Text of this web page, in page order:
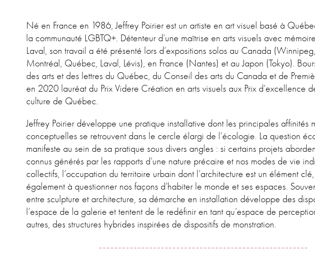
Né en France en 1986, Jeffrey Poirier est un artiste en art visuel basé à
la communauté LGBTQ+. Détenteur d’une maîtrise en arts visuels avec
Laval, son travail a été présenté lors d’expositions solos au Canada
Montréal, Québec, Laval, Lévis), en France (Nantes) et au Japon (Tokyo).
des arts et des lettres du Québec, du Conseil des arts du Canada et de
en 2020 lauréat du Prix Videre Création en arts visuels aux Prix d’excellence
culture de Québec.
Jeffrey Poirier développe une pratique installative dont les principales affinités
conceptuelles se retrouvent dans le cercle élargi de l’écologie. La question
manifeste au sein de sa pratique sous divers angles : si certains projets
connus générés par les rapports d’une nature précaire et nos modes de vie
collectifs, l’occupation du territoire urbain dont l’architecture est un élément clé,
également à questionner nos façons d’habiter le monde et ses espaces.
entre sculpture et architecture, sa démarche en installation développe des
l’espace de la galerie et tentent de le redéfinir en tant qu’espace de
autres, des structures hybrides inspirées de dispositifs de monstration.
------------------------------------------------------